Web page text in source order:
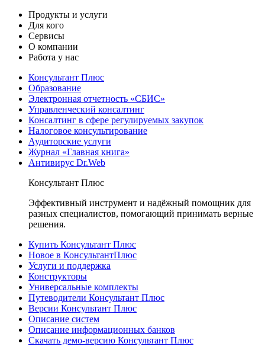
Продукты и услуги
Для кого
Сервисы
О компании
Работа у нас
Консультант Плюс
Образование
Электронная отчетность «СБИС»
Управленческий консалтинг
Консалтинг в сфере регулируемых закупок
Налоговое консультирование
Аудиторские услуги
Журнал «Главная книга»
Антивирус Dr.Web
Консультант Плюс
Эффективный инструмент и надёжный помощник для
разных специалистов, помогающий принимать верные
решения.
Купить Консультант Плюс
Новое в КонсультантПлюс
Услуги и поддержка
Конструкторы
Универсальные комплекты
Путеводители Консультант Плюс
Версии Консультант Плюс
Описание систем
Описание информационных банков
Скачать демо-версию Консультант Плюс